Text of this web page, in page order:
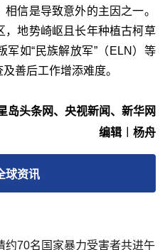
信是导致意外的主因之一。
，地势崎岖且长年种植古柯草
军如“民族解放军”（ELN）等
善后工作增添难度。
岛头条网、央视新闻、新华网
编辑︱杨舟
球资讯
约70名国家暴力受害者共进午